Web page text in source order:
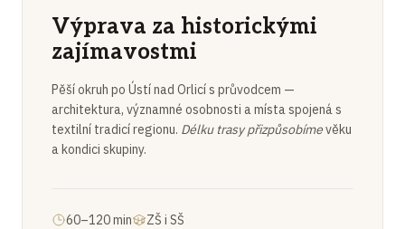
Výprava za historickými
zajímavostmi
Pěší okruh po Ústí nad Orlicí s průvodcem —
architektura, významné osobnosti a místa spojená s
textilní tradicí regionu. Délku trasy přizpůsobímevěku
a kondici skupiny.
60–120 min ZŠ i SŠ